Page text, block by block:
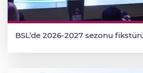
BSL’de 2026-2027 sezonu